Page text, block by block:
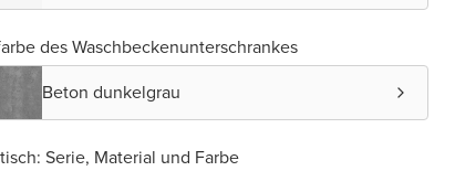
des Waschbeckenunterschrankes
Beton dunkelgrau
Serie, Material und Farbe